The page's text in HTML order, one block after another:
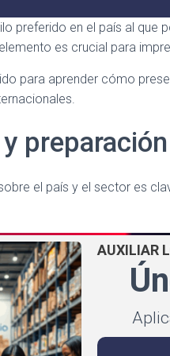
preferido en el país al que
es crucial para
para aprender cómo
preparación
el país y el sector es
AUXILIAR